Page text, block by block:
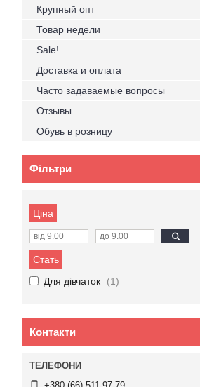
Крупный опт
Товар недели
Sale!
Доставка и оплата
Часто задаваемые вопросы
Отзывы
Обувь в розницу
Фільтри
Ціна
Стать
Для дівчаток
1
Контакти